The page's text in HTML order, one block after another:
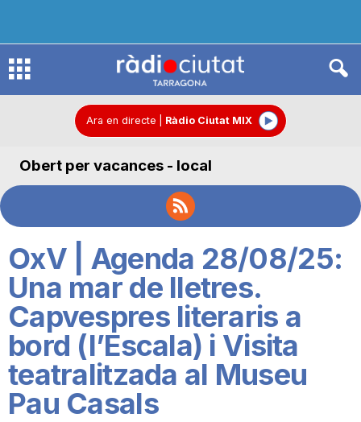
R
d
C
i
Ara en directe Ràdio Ciutat MIX
Obert per vacances - local
OxV | Agenda 28/08/25:
Una mar de lletres.
Capvespres literaris a
bord (l’Escala) i Visita
teatralitzada al Museu
Pau Casals